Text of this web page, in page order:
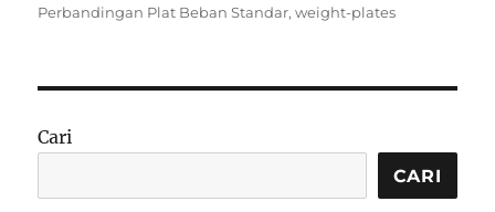
Perbandingan Plat Beban Standar,weight-plates
Cari
CARI